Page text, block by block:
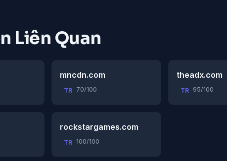
Liên Quan
mncdn.com
TR 70/100
theadx.com
TR 95/100
rockstargames.com
TR 100/100